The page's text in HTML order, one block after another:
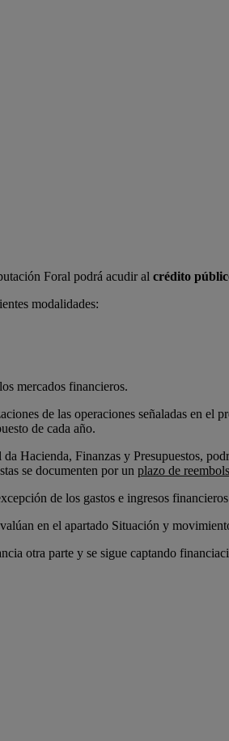
Foral podrá acudir al crédito
modalidades:
mercados financieros.
de las operaciones señaladas en
de cada año.
Hacienda, Finanzas y Presupuestos,
se documenten por un plazo de
de los gastos e ingresos
en el apartado Situación y
otra parte y se sigue captando